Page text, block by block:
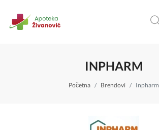
INPHARM
Početna Brendovi Inpharm